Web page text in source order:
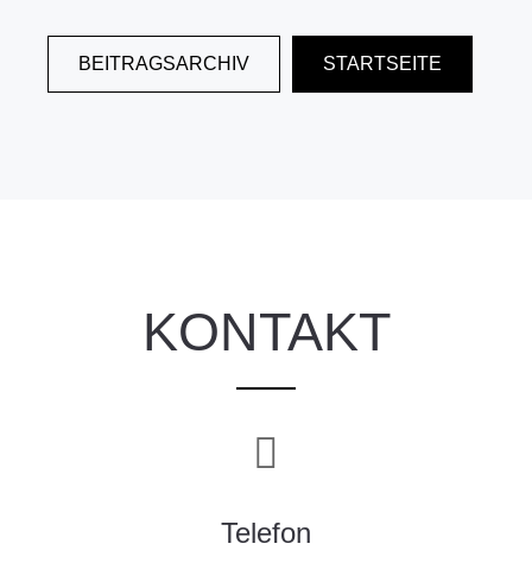
BEITRAGSARCHIV STARTSEITE
KONTAKT
Telefon